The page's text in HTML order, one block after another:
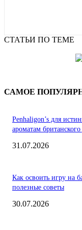
СТАТЬИ ПО ТЕМЕ
САМОЕ
Penhaligon’s для
ароматам
31.07.2026
Как освоить игру на
полезные советы
30.07.2026